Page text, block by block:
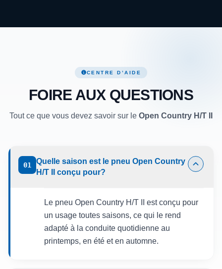
CENTRE D’AIDE
FOIRE AUX QUESTIONS
Tout ce que vous devez savoir sur le Open Country H/T II
01
Quelle saison est le pneu Open Country
H/T II conçu pour?
Le pneu Open Country H/T II est conçu pour
un usage toutes saisons, ce qui le rend
adapté à la conduite quotidienne au
printemps, en été et en automne.